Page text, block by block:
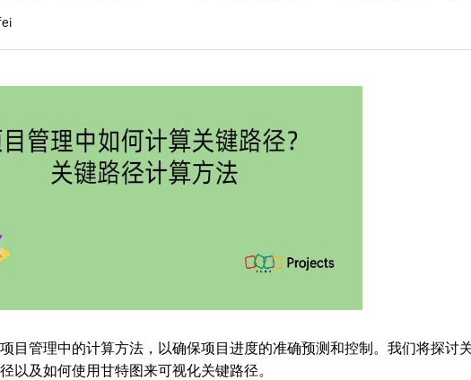
管理中的计算方法，以确保项目进度的准确预测和控制。我们将探讨
以及如何使用甘特图来可视化关键路径。